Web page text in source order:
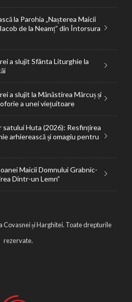
la Parohia „Nașterea Maicii
de la Neamț” din Întorsura
a slujit Sfânta Liturghie la
a slujit la Mănăstirea Mărcuș și
a unei viețuitoare
satului Huta (2026): Resfințirea
arhierească și omagiu pentru
Maicii Domnului Grabnic-
Dintr-un Lemn”
Covasnei și Harghitei. Toate drepturile
rezervate.